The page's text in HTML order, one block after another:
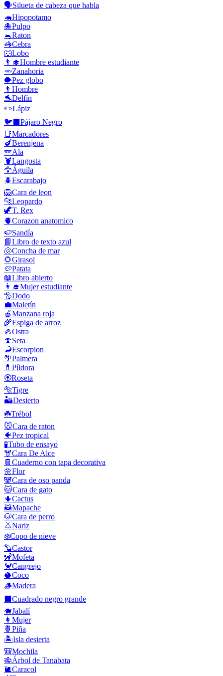
🗣️Silueta de cabeza que habla
🦛Hipopotamo
🐙Pulpo
🐁Raton
🦓Cebra
🐺Lobo
👨‍🎓Hombre estudiante
🥕Zanahoria
🐡Pez globo
👨 Hombre
🐬Delfín
✏️Lápiz
🐦‍⬛ Pájaro Negro
📑Marcadores
🍆Berenjena
🪽Ala
🦞Langosta
🦅Águila
🪲Escarabajo
🦁Cara de leon
🐆Leopardo
🦖T. Rex
🫀Corazon anatomico
🍉Sandía
📘Libro de texto azul
🐚Concha de mar
🌻Girasol
🥔Patata
📖Libro abierto
👩‍🎓Mujer estudiante
🦤Dodo
💼Maletín
🍎Manzana roja
🌾Espiga de arroz
🦪Ostra
🍄Seta
🦂Escorpion
🌴Palmera
💊 Píldora
🏵️Roseta
🐅Tigre
🏜️Desierto
☘️Trébol
🐭Cara de raton
🐠Pez tropical
🧪Tubo de ensayo
🫎Cara De Alce
📔 Cuaderno con tapa decorativa
🌼Flor
🐼Cara de oso panda
🐱Cara de gato
🌵Cactus
🦝Mapache
🐶Cara de perro
👃Nariz
❄️Copo de nieve
🦫Castor
🦨Mofeta
🦀Cangrejo
🥥Coco
🪵Madera
Cuadrado negro grande
🐗Jabalí
👩 Mujer
🍍 Piña
🏝️Isla desierta
🎒Mochila
🎋Árbol de Tanabata
🐌Caracol